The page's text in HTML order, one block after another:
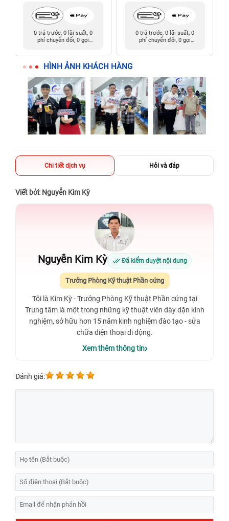
0 trả trước, 0 lãi suất, 0
phí chuyển đổi, 0 gọi
0 trả trước, 0 lãi suất, 0
phí chuyển đổi, 0 gọi
HÌNH ẢNH KHÁCH HÀNG
Chi tiết dịch vụ Hỏi và đáp
Viết bởi: Nguyễn Kim Kỳ
Nguyễn Kim Kỳ Đã kiểm duyệt nội dung
Trưởng Phòng Kỹ thuật Phần cứng
Tôi là Kim Kỳ - Trưởng Phòng Kỹ thuật Phần cứng tại
Trung tâm là một trong những kỹ thuật viên dày dặn kinh
nghiệm, sở hữu hơn 15 năm kinh nghiệm đào tạo - sửa
chữa điện thoại di động.
Xem thêm thông tin
Đánh giá: